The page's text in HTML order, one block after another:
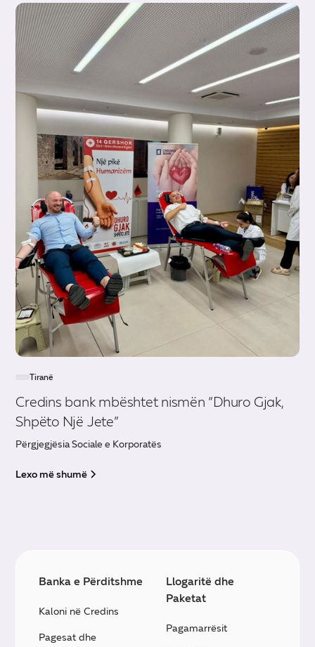
Tiranë
Credins bank mbështet nismën “Dhuro Gjak,
Shpëto Një Jete”
Përgjegjësia Sociale e Korporatës
Lexo më shumë
Banka e Përditshme
Kaloni në Credins
Pagesat dhe
Llogaritë dhe
Paketat
Pagamarrësit